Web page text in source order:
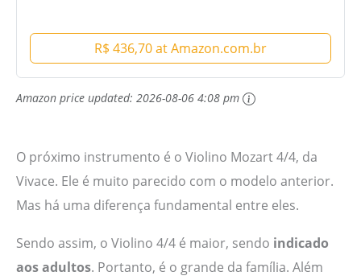
R$ 436,70 at Amazon.com.br
Amazon price updated: 2026-08-06 4:08 pm
O próximo instrumento é o Violino Mozart 4/4, da
Vivace. Ele é muito parecido com o modelo anterior.
Mas há uma diferença fundamental entre eles.
Sendo assim, o Violino 4/4 é maior, sendo indicado
aos adultos. Portanto, é o grande da família. Além